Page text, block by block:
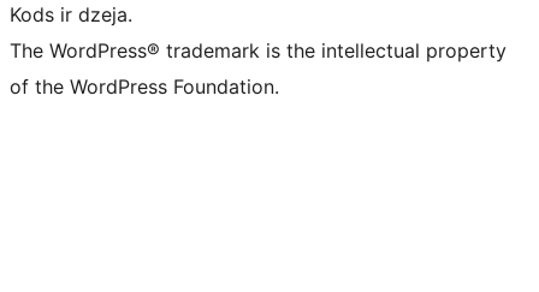
Kods ir dzeja.
The WordPress® trademark is the intellectual property
of the WordPress Foundation.